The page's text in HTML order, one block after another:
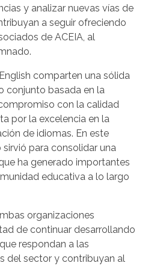
y analizar nuevas vías de
a seguir ofreciendo
de ACEIA, al
comparten una sólida
conjunto basada en la
con la calidad
por la excelencia en la
de idiomas. En este
para consolidar una
ha generado importantes
educativa a lo largo
organizaciones
de continuar desarrollando
respondan a las
del sector y contribuyan al